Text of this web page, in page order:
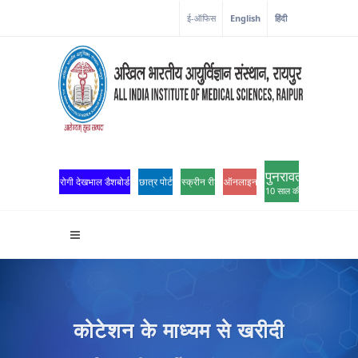
ई-ऑफिस English हिंदी
रोगी देखभाल डैशबोर्ड छात्र पोर्टल स्क्रीन रीडर एक्सेसऑनलाइन ओपीडी पंजीकरण
पुनरावर्तन
10 साल की उत्कृष्टता
कोटेशन के माध्यम से खरीदी